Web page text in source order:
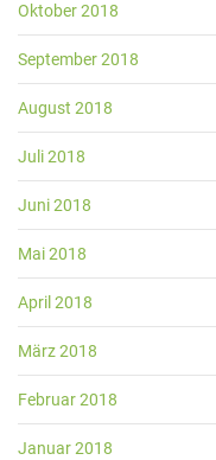
Oktober 2018
September 2018
August 2018
Juli 2018
Juni 2018
Mai 2018
April 2018
März 2018
Februar 2018
Januar 2018